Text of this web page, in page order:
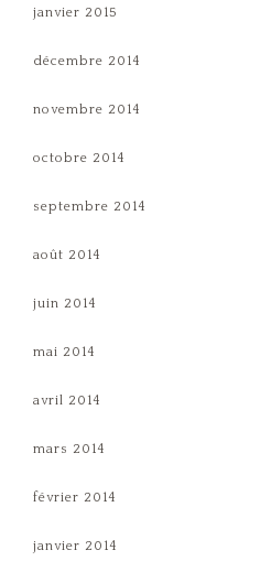
janvier 2015
décembre 2014
novembre 2014
octobre 2014
septembre 2014
août 2014
juin 2014
mai 2014
avril 2014
mars 2014
février 2014
janvier 2014